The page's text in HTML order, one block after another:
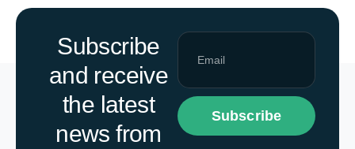
Subscribe
and receive
the latest
news from
Subscribe